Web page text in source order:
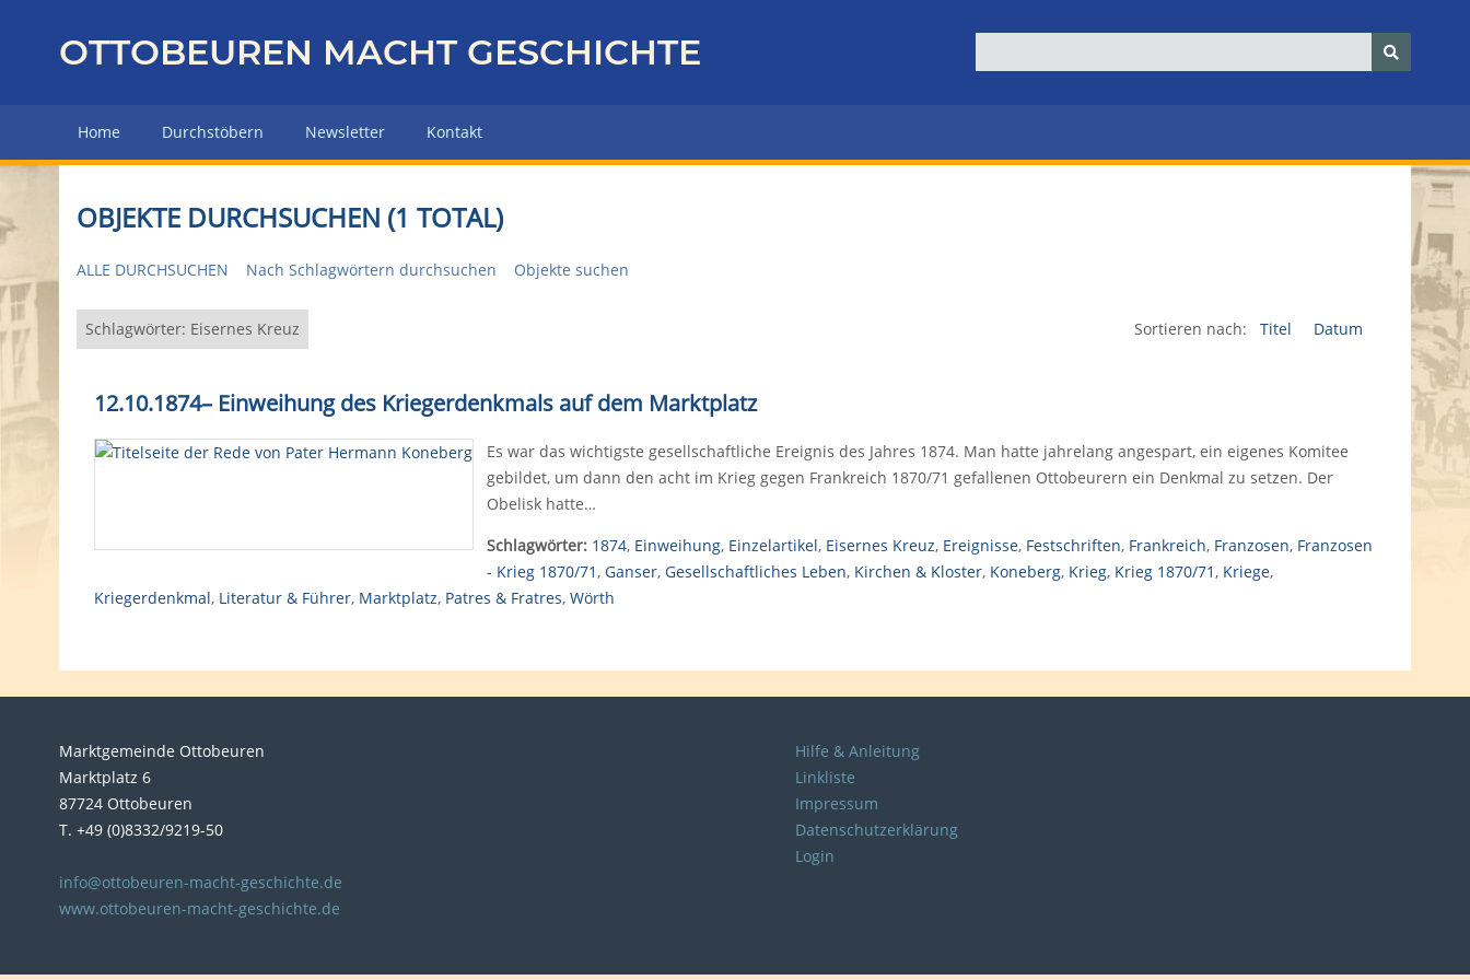
z
r
H
u
p
e
OTTOBEUREN MACHT GESCHICHTE
Home Durchstöbern Newsletter Kontakt
OBJEKTE DURCHSUCHEN (1 TOTAL)
ALLE DURCHSUCHEN Nach Schlagwörtern durchsuchen Objekte suchen
Schlagwörter: Eisernes Kreuz Sortieren nach: Titel Datum
12.10.1874–Einweihung des Kriegerdenkmals auf dem Marktplatz
Es war das wichtigste gesellschaftliche Ereignis des Jahres 1874. Man hatte jahrelang angespart, ein eigenes Komitee
gebildet, um dann den acht im Krieg gegen Frankreich 1870/71 gefallenen Ottobeurern ein Denkmal zu setzen. Der
Obelisk hatte…
Schlagwörter: 1874, Einweihung, Einzelartikel, Eisernes Kreuz, Ereignisse, Festschriften, Frankreich, Franzosen, Franzosen
- Krieg 1870/71, Ganser, Gesellschaftliches Leben, Kirchen & Kloster, Koneberg, Krieg, Krieg 1870/71, Kriege,
Kriegerdenkmal, Literatur & Führer, Marktplatz, Patres & Fratres, Wörth
Marktgemeinde Ottobeuren
Marktplatz 6
87724 Ottobeuren
T. +49 (0)8332/9219-50
info@ottobeuren-macht-geschichte.de
www.ottobeuren-macht-geschichte.de
Hilfe & Anleitung
Linkliste
Impressum
Datenschutzerklärung
Login